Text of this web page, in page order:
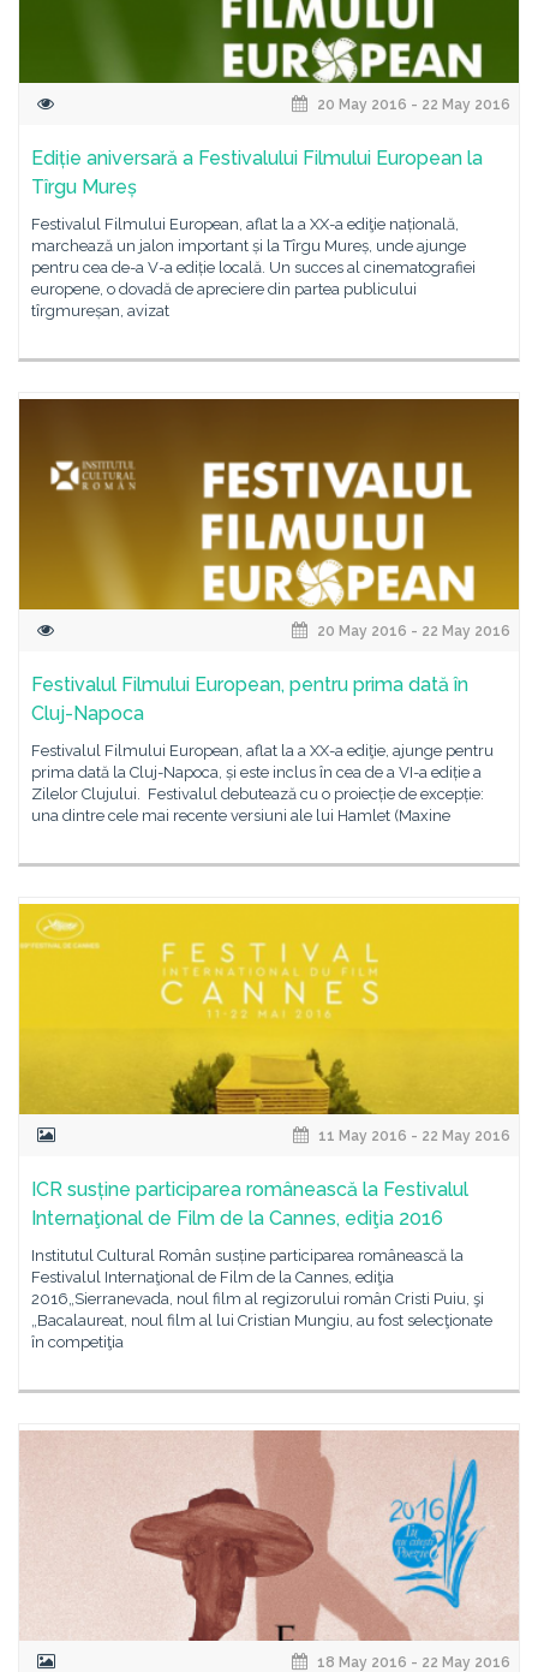
20 May 2016 - 22 May 2016
Ediție aniversară a Festivalului Filmului European la
Tîrgu Mureș
Festivalul Filmului European, aflat la a XX-a ediţie națională,
marchează un jalon important și la Tîrgu Mureș, unde ajunge
pentru cea de-a V-a ediție locală. Un succes al cinematografiei
europene, o dovadă de apreciere din partea publicului
tîrgmureșan, avizat
20 May 2016 - 22 May 2016
Festivalul Filmului European, pentru prima dată în
Cluj-Napoca
Festivalul Filmului European, aflat la a XX-a ediţie, ajunge pentru
prima dată la Cluj-Napoca, și este inclus în cea de a VI-a ediție a
Zilelor Clujului. Festivalul debutează cu o proiecție de excepție:
una dintre cele mai recente versiuni ale lui Hamlet (Maxine
11 May 2016 - 22 May 2016
ICR susține participarea românească la Festivalul
Internaţional de Film de la Cannes, ediţia 2016
Institutul Cultural Român susține participarea românească la
Festivalul Internaţional de Film de la Cannes, ediţia
2016„Sierranevada, noul film al regizorului român Cristi Puiu, şi
„Bacalaureat, noul film al lui Cristian Mungiu, au fost selecţionate
în competiţia
18 May 2016 - 22 May 2016